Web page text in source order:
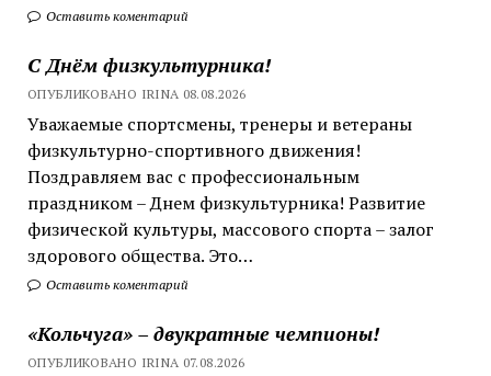
Оставить коментарий
С Днём физкультурника!
ОПУБЛИКОВАНО IRINA 08.08.2026
Уважаемые спортсмены, тренеры и ветераны
физкультурно-спортивного движения!
Поздравляем вас с профессиональным
праздником – Днем физкультурника! Развитие
физической культуры, массового спорта – залог
здорового общества. Это…
Оставить коментарий
«Кольчуга» – двукратные чемпионы!
ОПУБЛИКОВАНО IRINA 07.08.2026